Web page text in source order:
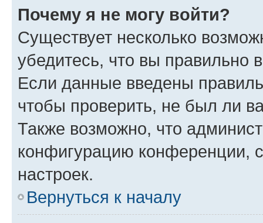
Почему я не могу войти?
Существует несколько
убедитесь, что вы правильно
Если данные введены
чтобы проверить, не был ли
Также возможно, что
конфигурацию конференции,
настроек.
Вернуться к началу